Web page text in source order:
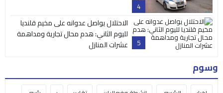
4
5
الاحتلال يواصل عدوانه على مخيم قلنديا
لليوم الثاني: هدم محال تجارية ومداهمة
عشرات المنازل
وسوم